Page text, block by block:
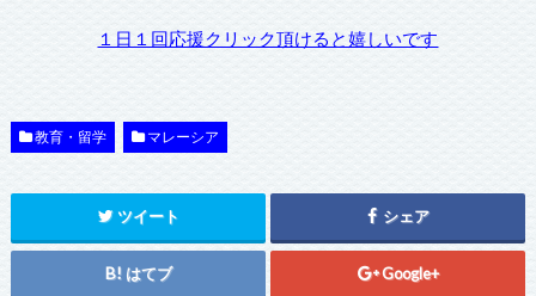
１日１回応援クリック頂けると嬉しいです
教育・留学 マレーシア
ツイート シェア
はてブ Google+